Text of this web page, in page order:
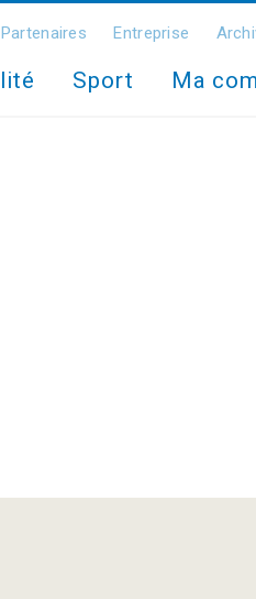
Partenaires Entreprise
Sport Ma